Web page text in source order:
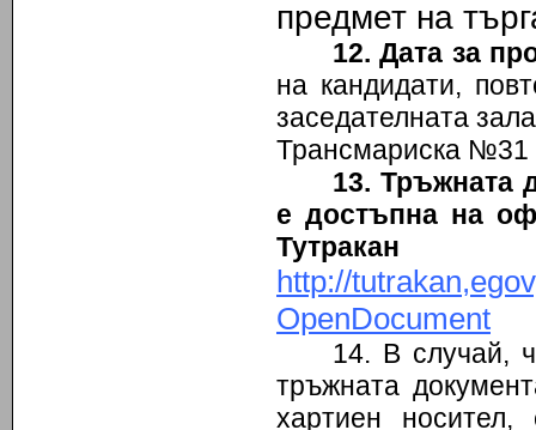
предмет на
12. Дата за
на кандидати,
Трансмариска №31
13. Тръжната
е достъпна на
http://
OpenDocument
14. В случай,
тръжната
хартиен